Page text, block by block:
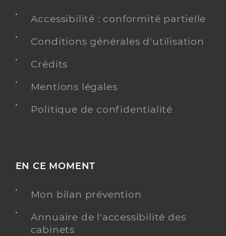
Accessibilité : conformité partielle
Conditions générales d'utilisation
Crédits
Mentions légales
Politique de confidentialité
EN CE MOMENT
Mon bilan prévention
Annuaire de l'accessibilité des
cabinets